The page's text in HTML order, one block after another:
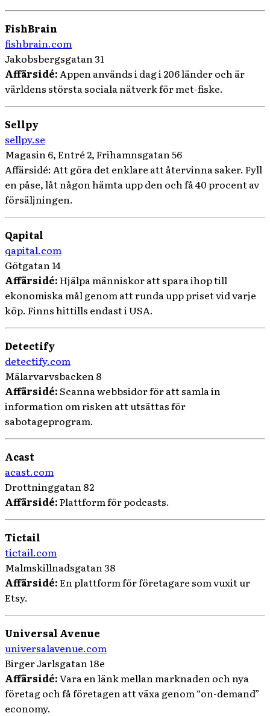
FishBrain
fishbrain.com
Jakobsbergsgatan 31
Affärsidé:Appen används i dag i 206 länder och är
världens största sociala nätverk för met-fiske.
Sellpy
sellpy.se
Magasin 6, Entré 2, Frihamnsgatan 56
Affärsidé: Att göra det enklare att återvinna saker. Fyll
en påse, låt någon hämta upp den och få 40 procent av
försäljningen.
Qapital
qapital.com
Götgatan 14
Affärsidé:Hjälpa människor att spara ihop till
ekonomiska mål genom att runda upp priset vid varje
köp. Finns hittills endast i USA.
Detectify
detectify.com
Mälarvarvsbacken 8
Affärsidé:Scanna webbsidor för att samla in
information om risken att utsättas för
sabotageprogram.
Acast
acast.com
Drottninggatan 82
Affärsidé:Plattform för podcasts.
Tictail
tictail.com
Malmskillnadsgatan 38
Affärsidé:En plattform för företagare som vuxit ur
Etsy.
Universal Avenue
universalavenue.com
Birger Jarlsgatan 18e
Affärsidé:Vara en länk mellan marknaden och nya
företag och få företagen att växa genom “on-demand”
economy.